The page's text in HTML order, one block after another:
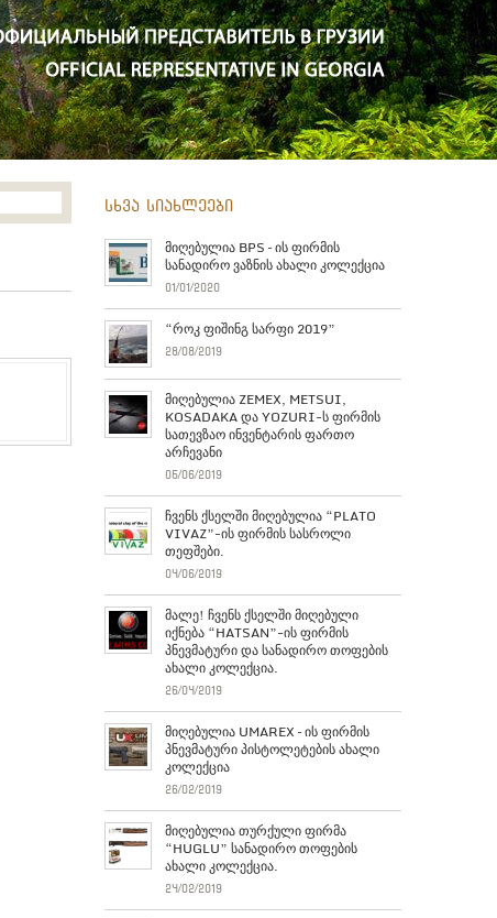
სხვა სიახლეები
მიღებულია BPS – ის ფირმის
სანადირო ვაზნის ახალი კოლექცია
01/01/2020
“როკ ფიშინგ სარფი 2019”
28/08/2019
მიღებულია ZEMEX, METSUI,
KOSADAKA და YOZURI-ს ფირმის
სათევზაო ინვენტარის ფართო
არჩევანი
05/06/2019
ჩვენს ქსელში მიღებულია “PLATO
VIVAZ”-ის ფირმის სასროლი
თეფშები.
04/06/2019
მალე! ჩვენს ქსელში მიღებული
იქნება “HATSAN”-ის ფირმის
პნევმატური და სანადირო თოფების
ახალი კოლექცია.
26/04/2019
მიღებულია UMAREX – ის ფირმის
პნევმატური პისტოლეტების ახალი
კოლექცია
26/02/2019
მიღებულია თურქული ფირმა
“HUGLU” სანადირო თოფების
ახალი კოლექცია.
24/02/2019